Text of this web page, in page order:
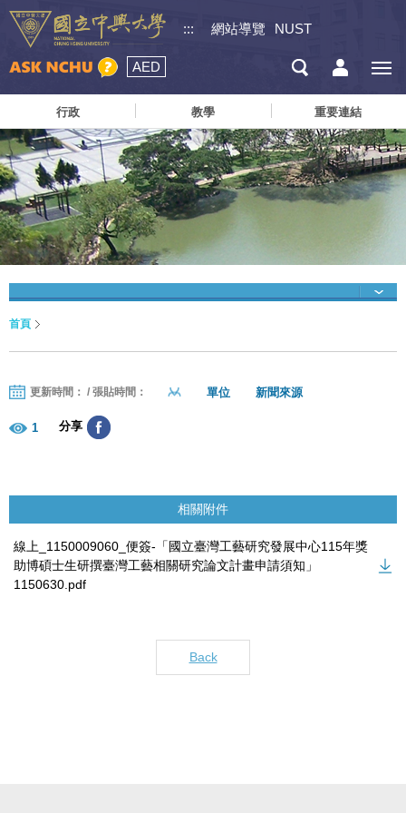
::: 網站導覽 NUST
AED
行政 教學 重要連結
首頁
更新時間： / 張貼時間： 單位 新聞來源
1 分享
相關附件
線上_1150009060_便簽-「國立臺灣工藝研究發展中心115年獎
助博碩士生研撰臺灣工藝相關研究論文計畫申請須知」
1150630.pdf
Back